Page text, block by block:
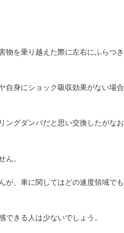
物を乗り越えた際に左右にふらつき
自身にショック吸収効果がない場合
ングダンパだと思い交換したがなお
ん。
が、車に関してはどの速度領域でも
きる人は少ないでしょう。